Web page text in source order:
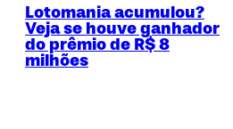
Lotomania acumulou?
Veja se houve ganhador
do prêmio de R$ 8
milhões